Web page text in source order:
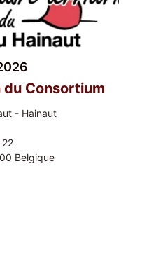
du Consortium
- Hai­naut
Bel­gique